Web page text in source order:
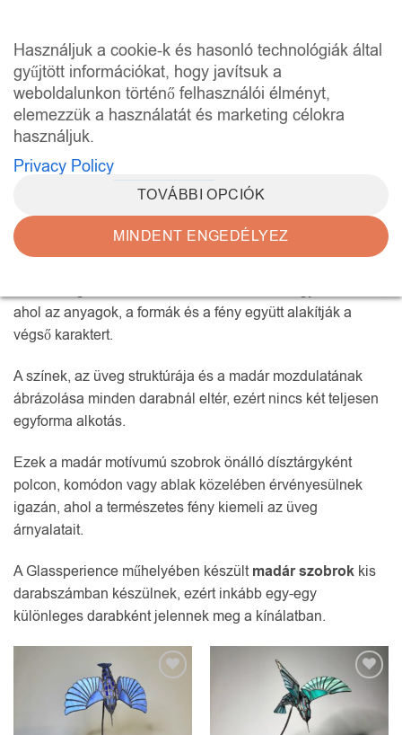
Használjuk a cookie-k és hasonló technológiák által
gyűjtött információkat, hogy javítsuk a
weboldalunkon történő felhasználói élményt,
elemezzük a használatát és marketing célokra
használjuk.
Privacy Policy
TOVÁBBI OPCIÓK
MINDENT ENGEDÉLYEZ
content
KEZDŐLAP / MADÁR SZOBROK
A madár szobroka természet könnyedségét és mozgását
ahol az anyagok, a formák és a fény együtt alakítják a
végső karaktert.
A színek, az üveg struktúrája és a madár mozdulatának
ábrázolása minden darabnál eltér, ezért nincs két teljesen
egyforma alkotás.
Ezek a madár motívumú szobrok önálló dísztárgyként
polcon, komódon vagy ablak közelében érvényesülnek
igazán, ahol a természetes fény kiemeli az üveg
árnyalatait.
A Glassperience műhelyében készültmadár szobrok kis
darabszámban készülnek, ezért inkább egy-egy
különleges darabként jelennek meg a kínálatban.
Kedvencekhez Kedvencekhez